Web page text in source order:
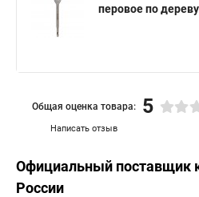
перовое по
Написать отзыв
Общая оценка товара: 5
Официальный поставщик
России